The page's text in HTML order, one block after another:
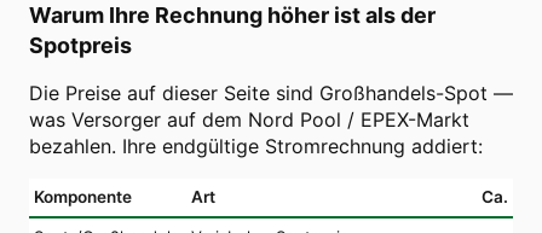
Warum Ihre Rechnung höher ist als der
Spotpreis
Die Preise auf dieser Seite sind Großhandels-Spot —
was Versorger auf dem Nord Pool / EPEX-Markt
bezahlen. Ihre endgültige Stromrechnung addiert:
Komponente Art Ca.